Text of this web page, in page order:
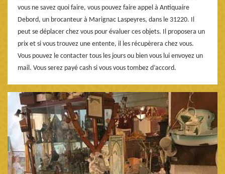
vous ne savez quoi faire, vous pouvez faire appel à Antiquaire
Debord, un brocanteur à Marignac Laspeyres, dans le 31220. Il
peut se déplacer chez vous pour évaluer ces objets. Il proposera un
prix et si vous trouvez une entente, il les récupèrera chez vous.
Vous pouvez le contacter tous les jours ou bien vous lui envoyez un
mail. Vous serez payé cash si vous vous tombez d’accord.